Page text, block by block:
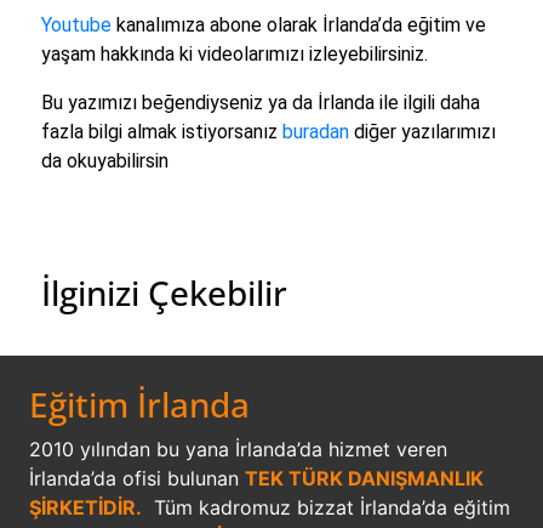
Youtube kanalımıza abone olarak İrlanda’da eğitim ve
yaşam hakkında ki videolarımızı izleyebilirsiniz.
Bu yazımızı beğendiyseniz ya da İrlanda ile ilgili daha
fazla bilgi almak istiyorsanız buradan diğer yazılarımızı
da okuyabilirsin
İlginizi Çekebilir
Eğitim İrlanda
2010 yılından bu yana İrlanda’da hizmet veren
İrlanda’da ofisi bulunan TEK TÜRK DANIŞMANLIK
ŞİRKETİDİR. Tüm kadromuz bizzat İrlanda’da eğitim